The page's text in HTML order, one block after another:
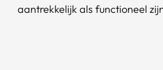
aantrekkelijk als functioneel